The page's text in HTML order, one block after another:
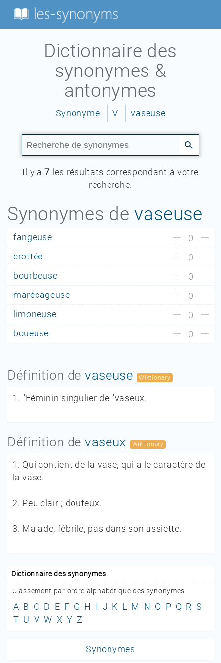
Dictionnaire des
synonymes &
antonymes
Synonyme V vaseuse
Il y a7 les résultats correspondant à votre
recherche.
Synonymes devaseuse
fangeuse
0
crottée
0
bourbeuse
0
marécageuse
0
limoneuse
0
boueuse
0
Définition de vaseuse Wiktionary
1. ''Féminin singulier de ''vaseux.
Définition de vaseux Wiktionary
1. Qui contient de la vase, qui a le caractère de
la vase.
2. Peu clair ; douteux.
3. Malade, fébrile, pas dans son assiette.
Dictionnaire des synonymes
Classement par ordre alphabétique des synonymes
A B C D E F G H I J K L M N O P Q R S
T U V W X Y Z
Synonymes